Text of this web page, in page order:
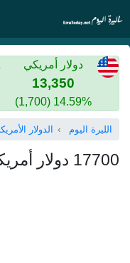
الليرة اليوم
الليرة السورية
الذهب في سوريا
الليرة التركية
الليرة التركية
الذهب في تركيا
اليورو الى الليرة التركية
دولار أمريكي
13,350
14.59% (1,700)
الليرة اليوم الدولار
17700 دولار أمريكي كم ليرة تركية